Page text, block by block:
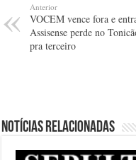
Anterior
VOCEM vence fora e
Assisense perde no
pra terceiro
Notícias relacionadas